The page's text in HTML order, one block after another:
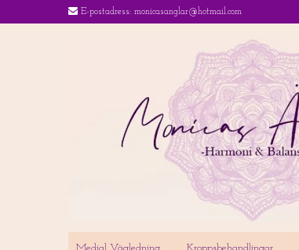
E-postadress: monicasanglar@hotmail.com